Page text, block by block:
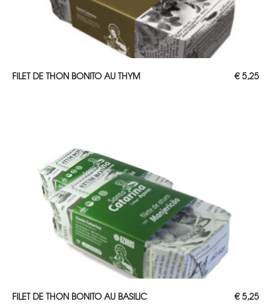
AJOUTER AU PANIER
FILET DE THON BONITO AU THYM €5,25
AJOUTER AU PANIER
FILET DE THON BONITO AU BASILIC €5,25